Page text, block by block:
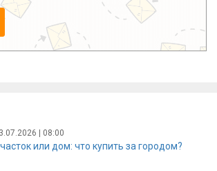
| 08:00
или дом: что купить за городом?